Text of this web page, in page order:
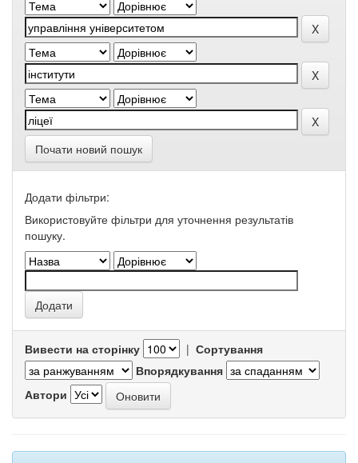
Почати новий пошук
Додати фільтри:
Використовуйте фільтри для уточнення результатів
пошуку.
Вивести на сторінку | Сортування
Впорядкування
Автори